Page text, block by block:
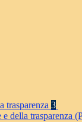
trasparenza 3
della trasparenza